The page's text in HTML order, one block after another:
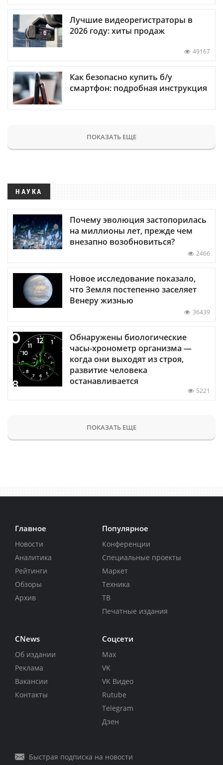
Лучшие видеорегистраторы в
2026 году: хиты продаж
49167
Как безопасно купить б/у
смартфон: подробная инструкция
ПОКАЗАТЬ ЕЩЕ
НАУКА
Почему эволюция застопорилась
на миллионы лет, прежде чем
внезапно возобновиться?
2466
Новое исследование показало,
что Земля постепенно заселяет
Венеру жизнью
36439
Обнаружены биологические
часы-хронометр организма —
когда они выходят из строя,
развитие человека
останавливается
5221
ПОКАЗАТЬ ЕЩЕ
Главное
Новости
Аналитика
Рейтинги
Обзоры
Архив
Популярное
Конференции
Специальные проекты
Маркет
Техника
ТВ
Печатные издания
CNews
Об издании
Реклама
Вакансии
Контакты
Соцсети
Max
VK
VK Видео
Rutube
Telegram
Дзен
Быстрая подписка на новости